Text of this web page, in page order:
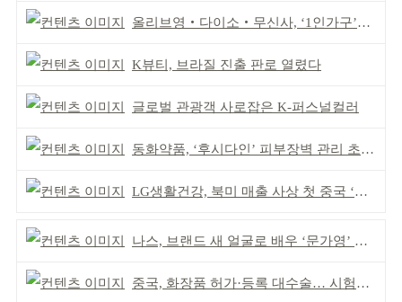
올리브영‧다이소‧무신사, ‘1인가구’가 이끈다
K뷰티, 브라질 진출 판로 열렸다
글로벌 관광객 사로잡은 K-퍼스널컬러
동화약품, ‘후시다인’ 피부장벽 관리 초점 ‘리브랜딩’
LG생활건강, 북미 매출 사상 첫 중국 ‘추월’
나스, 브랜드 새 얼굴로 배우 ‘문가영’ 발탁
중국, 화장품 허가·등록 대수술… 시험자료 공용 허용